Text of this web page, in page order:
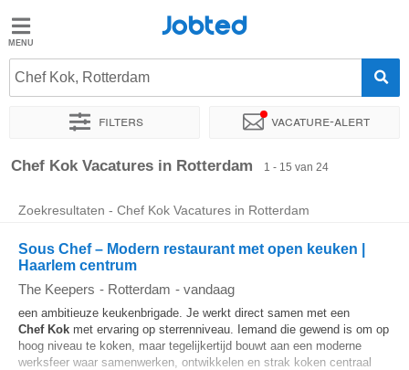
Jobted
Vacatures
Salarissen
Jobted
Chef Kok, Rotterdam
Filters Vacature-alert
Sorteer op Exacte locatie Bedrijf Soort dienstverband
Chef Kok Vacatures in Rotterdam 1 - 15 van 24
Zoekresultaten - Chef Kok Vacatures in Rotterdam
Sous Chef – Modern restaurant met open keuken |
Haarlem centrum
The Keepers - Rotterdam - vandaag
een ambitieuze keukenbrigade. Je werkt direct samen met een
Chef Kok met ervaring op sterrenniveau. Iemand die gewend is om op
hoog niveau te koken, maar tegelijkertijd bouwt aan een moderne
werksfeer waar samenwerken, ontwikkelen en strak koken centraal